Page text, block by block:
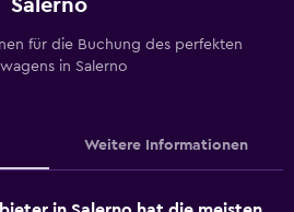
Salerno
für die Buchung des perfekten
in Salerno
Weitere Informationen